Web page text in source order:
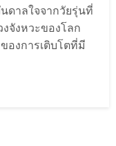
ดาลใจจากวัยรุ่นที่
จังหวะของโลก
องการเติบโตที่มี